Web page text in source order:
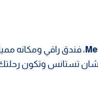
، فندق راقي ومكانه
تستانس وتكون